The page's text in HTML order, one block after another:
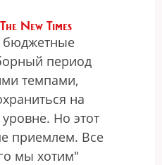
New Times
бюджетные
период
темпами,
на
Но этот
приемлем. Все
мы хотим"